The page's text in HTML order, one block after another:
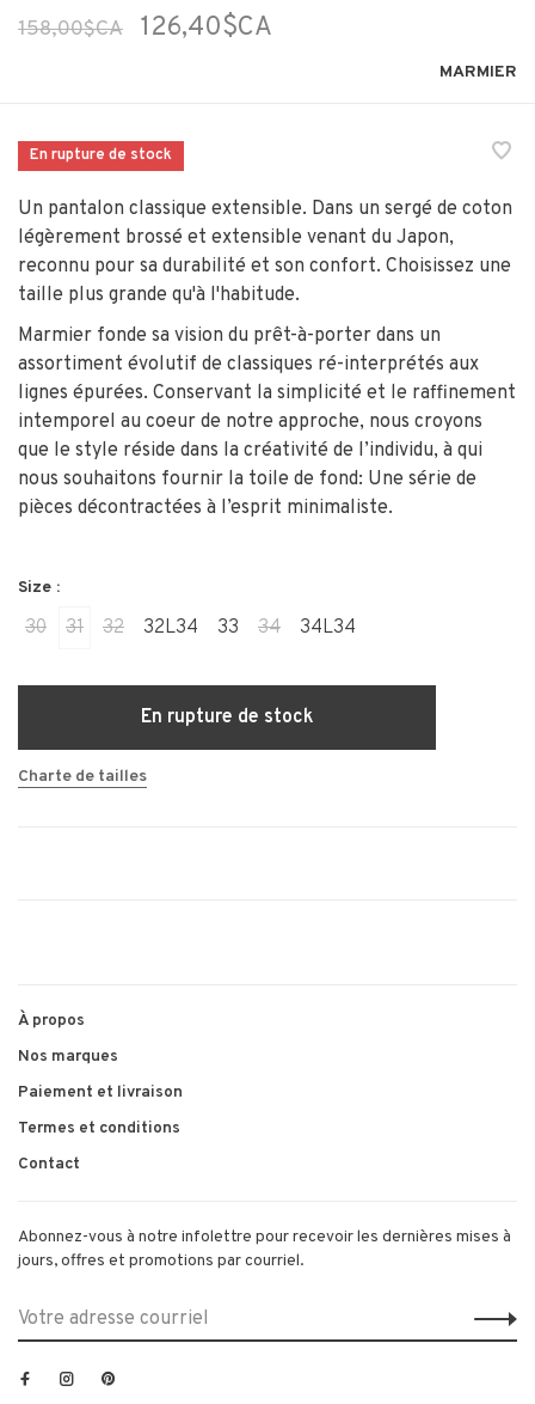
158,00$CA 126,40$CA
MARMIER
En rupture de stock
Un pantalon classique extensible. Dans un sergé de coton
légèrement brossé et extensible venant du Japon,
reconnu pour sa durabilité et son confort. Choisissez une
taille plus grande qu'à l'habitude.
Marmier fonde sa vision du prêt-à-porter dans un
assortiment évolutif de classiques ré-interprétés aux
lignes épurées. Conservant la simplicité et le raffinement
intemporel au coeur de notre approche, nous croyons
que le style réside dans la créativité de l’individu, à qui
nous souhaitons fournir la toile de fond: Une série de
pièces décontractées à l’esprit minimaliste.
Size :
30 31 32 32L34 33 34 34L34
En rupture de stock
Charte de tailles
À propos
Nos marques
Paiement et livraison
Termes et conditions
Contact
Abonnez-vous à notre infolettre pour recevoir les dernières mises à
jours, offres et promotions par courriel.